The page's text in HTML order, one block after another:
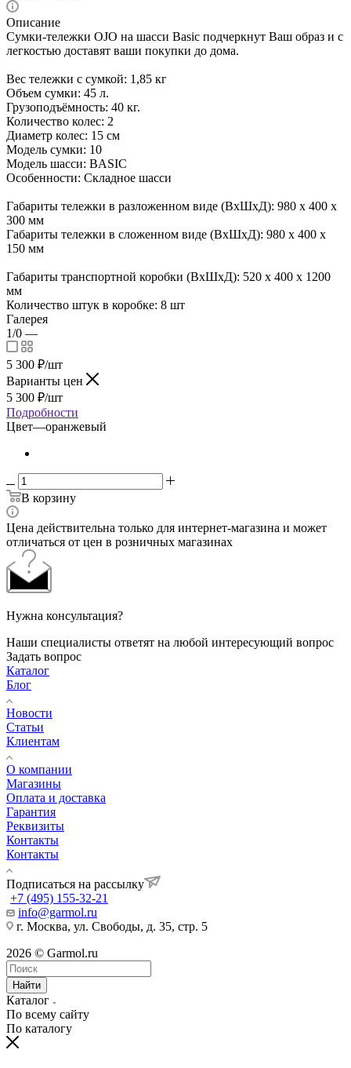
Описание
Сумки-тележки OJO на шасси Basic подчеркнут Ваш образ и с
легкостью доставят ваши покупки до дома.
Вес тележки с сумкой: 1,85 кг
Объем сумки: 45 л.
Грузоподъёмность: 40 кг.
Количество колес: 2
Диаметр колес: 15 см
Модель сумки: 10
Модель шасси: BASIC
Особенности: Складное шасси
Габариты тележки в разложенном виде (ВхШхД): 980 х 400 х
300 мм
Габариты тележки в сложенном виде (ВхШхД): 980 х 400 х
150 мм
Габариты транспортной коробки (ВхШхД): 520 х 400 х 1200
мм
Количество штук в коробке: 8 шт
Галерея
1/0 —
5 300 ₽/шт
Варианты цен
5 300 ₽/шт
Подробности
Цвет—оранжевый
В корзину
Цена действительна только для интернет-магазина и может
отличаться от цен в розничных магазинах
Нужна консультация?
Наши специалисты ответят на любой интересующий вопрос
Задать вопрос
Каталог
Блог
Новости
Статьи
Клиентам
О компании
Магазины
Оплата и доставка
Гарантия
Реквизиты
Контакты
Контакты
Подписаться на рассылку
+7 (495) 155-32-21
info@garmol.ru
г. Москва, ул. Свободы, д. 35, стр. 5
2026 © Garmol.ru
Найти
Каталог
По всему сайту
По каталогу